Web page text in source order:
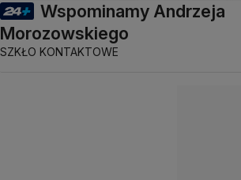
Wspominamy Andrzeja
Morozowskiego
SZKŁO KONTAKTOWE